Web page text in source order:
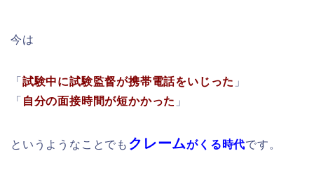
今は
「 試験中に試験監督が携帯電話をいじった 」
「 自分の面接時間が短かかった 」
というようなことでも クレームがくる時代です。